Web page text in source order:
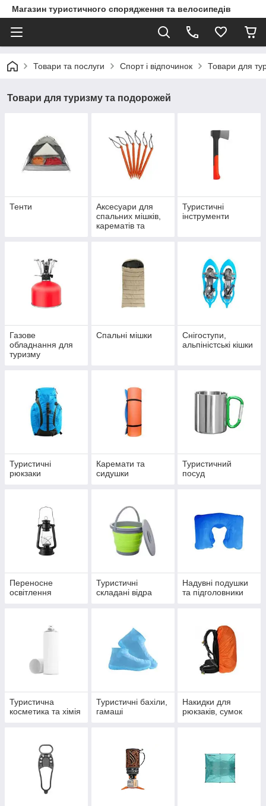
Магазин туристичного спорядження та велосипедів
Товари та послуги Спорт і відпочинок Товари для
Товари для туризму та подорожей
Тенти
Аксесуари для
спальних мішків,
карематів та
Туристичні
інструменти
Газове
обладнання для
туризму
Спальні мішки
Снігоступи,
альпіністські кішки
Туристичні
рюкзаки
Каремати та
сидушки
Туристичний
посуд
Переносне
освітлення
Туристичні
складані відра
Надувні подушки
та підголовники
Туристична
косметика та хімія
Туристичні бахіли,
гамаші
Накидки для
рюкзаків, сумок